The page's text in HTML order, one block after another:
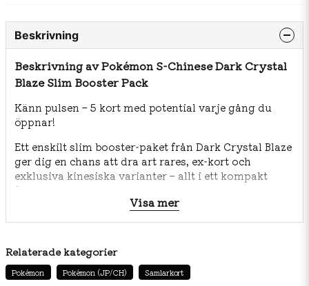
Beskrivning
Beskrivning av Pokémon S-Chinese Dark Crystal
Blaze Slim Booster Pack
Känn pulsen – 5 kort med potential varje gång du
öppnar!
Ett enskilt slim booster‑paket från Dark Crystal Blaze
ger dig en chans att dra art rares, ex‑kort och
exklusiva kinesiska varianter – allt i ett kompakt
format.
🧾 Specifikationer & innehåll
5 kort
Visa mer
Relaterade kategorier
Pokémon Pokémon (JP/CH) Samlarkort